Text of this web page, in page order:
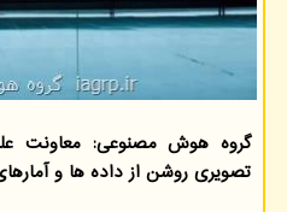
گروه هوش مصنوعی: معاونت
تصویری روشن از داده ها و